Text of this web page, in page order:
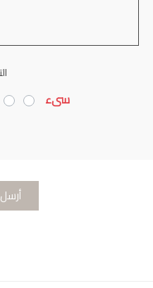
سىء